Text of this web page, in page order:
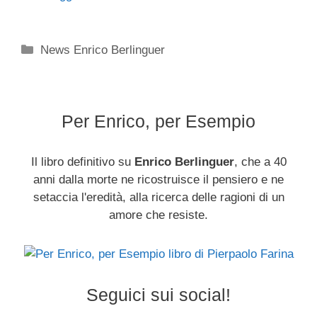
Categorie
News Enrico Berlinguer
Per Enrico, per Esempio
Il libro definitivo su Enrico Berlinguer, che a 40
anni dalla morte ne ricostruisce il pensiero e ne
setaccia l'eredità, alla ricerca delle ragioni di un
amore che resiste.
Seguici sui social!